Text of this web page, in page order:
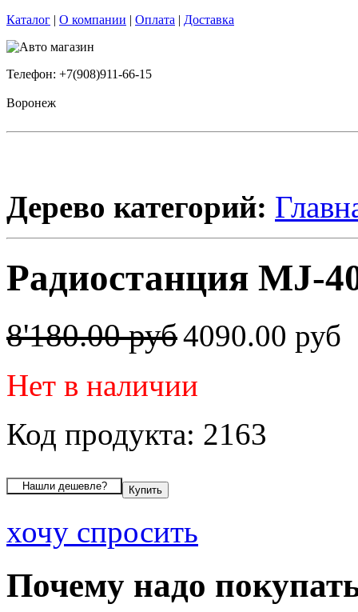
Каталог | О компании | Оплата | Доставка
Телефон: +7(908)911-66-15
Воронеж
Дерево категорий:
Радиостанция MJ-
8'180.00 руб4090.00 руб
Нет в наличии
Код продукта: 2163
хочу спросить
Почему надо